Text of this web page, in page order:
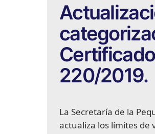
220/2019.
La Secretaría de la
actualiza los límites de